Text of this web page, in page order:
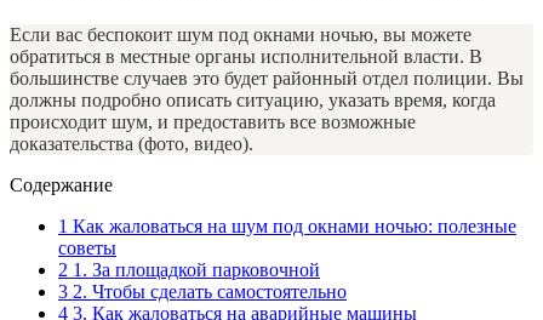
Если вас беспокоит шум под окнами ночью, вы можете
обратиться в местные органы исполнительной власти. В
большинстве случаев это будет районный отдел полиции. Вы
должны подробно описать ситуацию, указать время, когда
происходит шум, и предоставить все возможные
доказательства (фото, видео).
Содержание
1 Как жаловаться на шум под окнами ночью: полезные
советы
2 1. За площадкой парковочной
3 2. Чтобы сделать самостоятельно
4 3. Как жаловаться на аварийные машины